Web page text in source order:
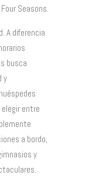
Seasons.
A diferencia
busca
y
entre
a bordo,
y